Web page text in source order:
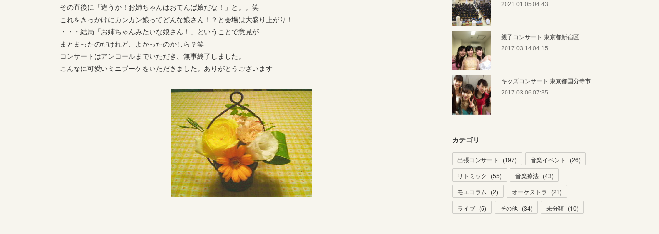
その直後に「違うか！お姉ちゃんはおてんば娘だな！」と。。笑
これをきっかけにカンカン娘ってどんな娘さん！？と会場は大盛り上がり！
・・・結局「お姉ちゃんみたいな娘さん！」ということで意見が
まとまったのだけれど、よかったのかしら？笑
コンサートはアンコールまでいただき、無事終了しました。
こんなに可愛いミニブーケをいただきました。ありがとうございます
2021.01.05 04:43
親子コンサート 東京都新宿区
2017.03.14 04:15
キッズコンサート 東京都国分寺市
2017.03.06 07:35
カテゴリ
出張コンサート (197) 音楽イベント (26)
リトミック
(55) 音楽療法 (43)
モエコラム (2) オーケストラ (21)
ライブ (5) その他 (34) 未分類 (10)